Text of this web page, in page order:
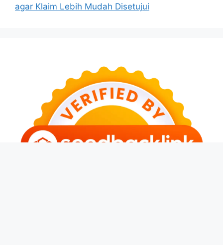
agar Klaim Lebih Mudah Disetujui